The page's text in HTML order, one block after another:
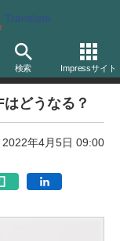
Translate
検索 Impressサイト
どうなる？
2022年4月5日 09:00